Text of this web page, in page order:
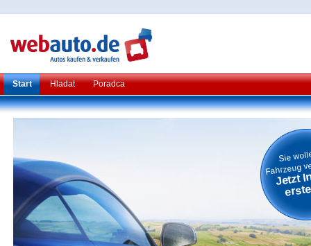
Start Hladat Poradca
Sie
Fahrzeug
Jetzt